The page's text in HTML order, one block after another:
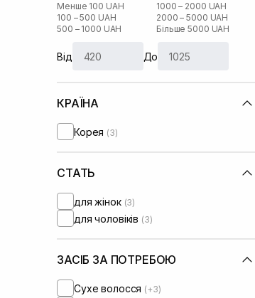
Менше 100 UAH
100 – 500 UAH
500 – 1000 UAH
1000 – 2000 UAH
2000 – 5000 UAH
Більше 5000 UAH
Від До
КРАЇНА
Корея (3)
СТАТЬ
для жінок (3)
для чоловіків (3)
ЗАСІБ ЗА ПОТРЕБОЮ
Сухе волосся (+3)